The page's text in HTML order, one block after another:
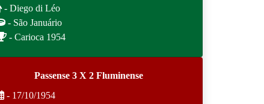
- Diego di Léo
- São Januário
- Carioca 1954
Passense 3 X 2 Fluminense
- 17/10/1954